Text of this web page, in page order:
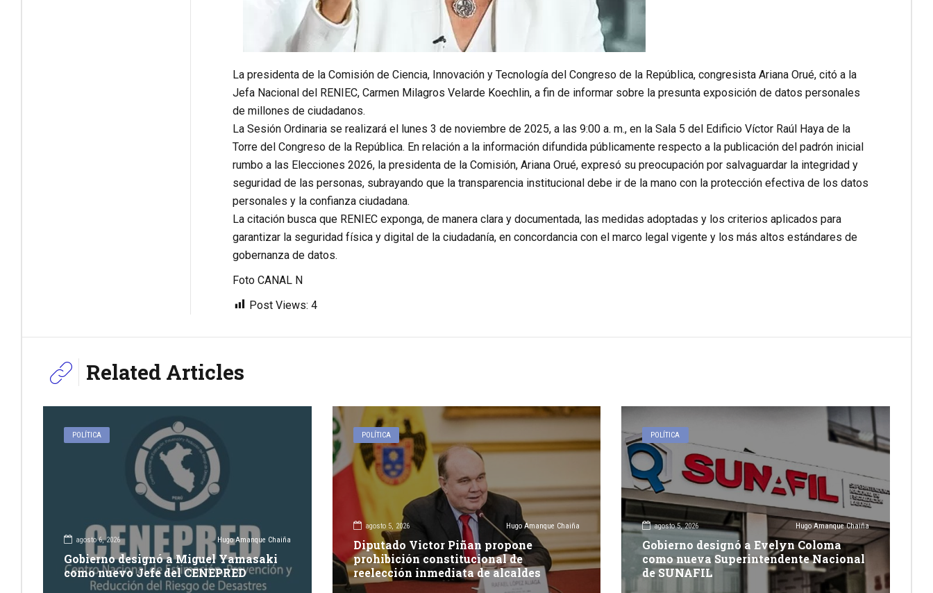
La presidenta de la Comisión de Ciencia, Innovación y Tecnología del Congreso de la República, congresista Ariana Orué, citó a la
Jefa Nacional del RENIEC, Carmen Milagros Velarde Koechlin, a fin de informar sobre la presunta exposición de datos personales
de millones de ciudadanos.
La Sesión Ordinaria se realizará el lunes 3 de noviembre de 2025, a las 9:00 a. m., en la Sala 5 del Edificio Víctor Raúl Haya de la
Torre del Congreso de la República. En relación a la información difundida públicamente respecto a la publicación del padrón inicial
rumbo a las Elecciones 2026, la presidenta de la Comisión, Ariana Orué, expresó su preocupación por salvaguardar la integridad y
seguridad de las personas, subrayando que la transparencia institucional debe ir de la mano con la protección efectiva de los datos
personales y la confianza ciudadana.
La citación busca que RENIEC exponga, de manera clara y documentada, las medidas adoptadas y los criterios aplicados para
garantizar la seguridad física y digital de la ciudadanía, en concordancia con el marco legal vigente y los más altos estándares de
gobernanza de datos.
Foto CANAL N
Post Views: 4
Related Articles
POLÍTICA
agosto 6, 2026 Hugo Amanque Chaiña
Gobierno designó a Miguel Yamasaki
como nuevo Jefe del CENEPRED
POLÍTICA
agosto 5, 2026 Hugo Amanque Chaiña
Diputado Victor Piñan propone
prohibición constitucional de
reelección inmediata de alcaldes
POLÍTICA
agosto 5, 2026 Hugo Amanque Chaiña
Gobierno designó a Evelyn Coloma
como nueva Superintendente Nacional
de SUNAFIL